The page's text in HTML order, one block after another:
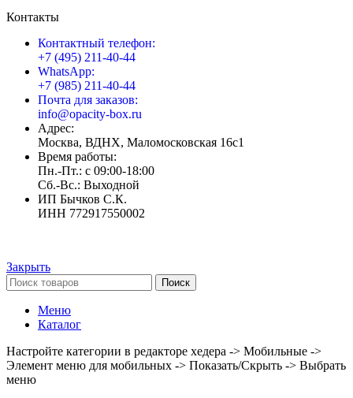
Контакты
Контактный телефон:
+7 (495) 211-40-44
WhatsApp:
+7 (985) 211-40-44
Почта для заказов:
info@opacity-box.ru
Адрес:
Москва, ВДНХ, Маломосковская 16с1
Время работы:
Пн.-Пт.: с 09:00-18:00
Сб.-Вс.: Выходной
ИП Бычков С.К.
ИНН 772917550002
Закрыть
Поиск
Меню
Каталог
Настройте категории в редакторе хедера -> Мобильные ->
Элемент меню для мобильных -> Показать/Скрыть -> Выбрать
меню